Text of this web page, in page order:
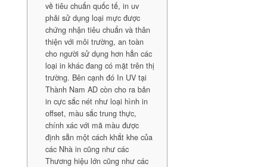
về tiêu chuẩn quốc tế, in uv
phải sử dụng loại mực được
chứng nhận tiêu chuẩn và thân
thiện với môi trường, an toàn
cho người sử dụng hơn hẳn các
loại in khác đang có mặt trên thị
trường. Bên cạnh đó In UV tại
Thành Nam AD còn cho ra bản
in cực sắc nét như loại hình in
offset, màu sắc trung thực,
chính xác với mã màu được
định sẵn một cách khắt khe của
các Nhà in cũng như các
Thương hiệu lớn cũng như các